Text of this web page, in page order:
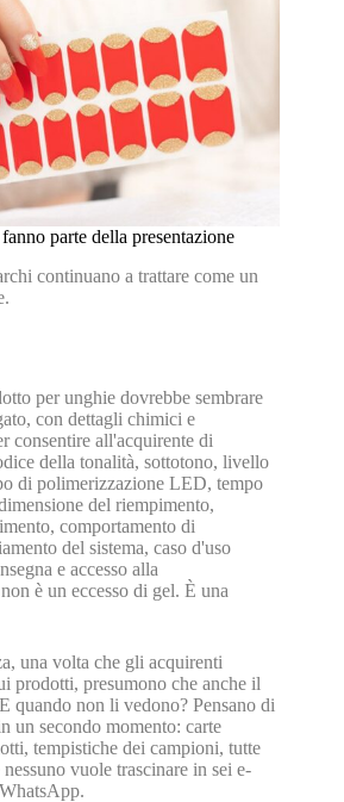
parte della presentazione
continuano a trattare come un
per unghie dovrebbe sembrare
con dettagli chimici e
consentire all'acquirente di
della tonalità, sottotono, livello
di polimerizzazione LED, tempo
del riempimento,
comportamento di
del sistema, caso d'uso
e accesso alla
è un eccesso di gel. È una
una volta che gli acquirenti
prodotti, presumono che anche il
quando non li vedono? Pensano di
un secondo momento: carte
tempistiche dei campioni, tutte
vuole trascinare in sei e-